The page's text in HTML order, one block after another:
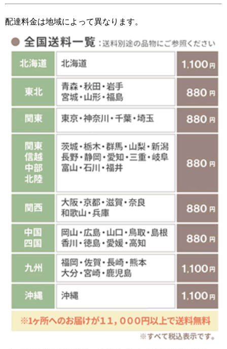
配達料金は地域によって異なります。